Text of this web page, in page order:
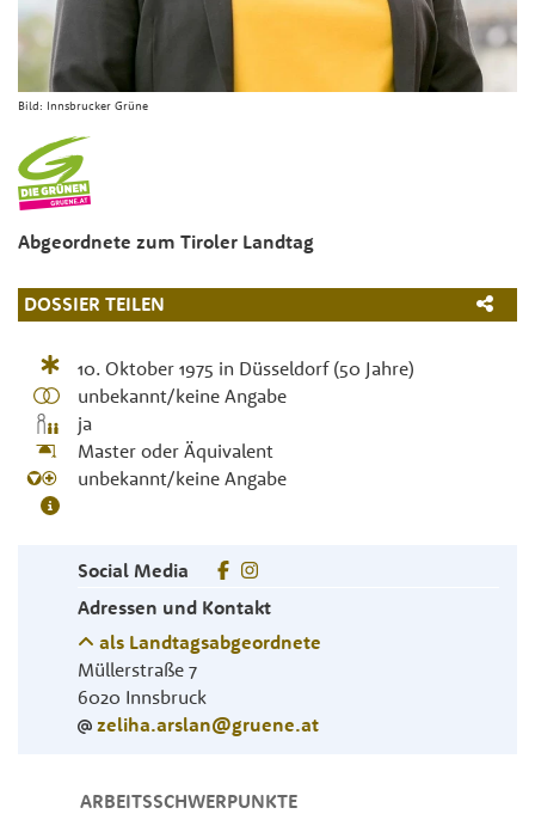
Bild: Innsbrucker Grüne
Abgeordnete zum Tiroler Landtag
DOSSIER TEILEN
10. Oktober 1975 in Düsseldorf (50 Jahre)
unbekannt/keine Angabe
ja
Master oder Äquivalent
unbekannt/keine Angabe
Social Media
Adressen und Kontakt
als Landtagsabgeordnete
Müllerstraße 7
6020 Innsbruck
zeliha.arslan@gruene.at
ARBEITSSCHWERPUNKTE